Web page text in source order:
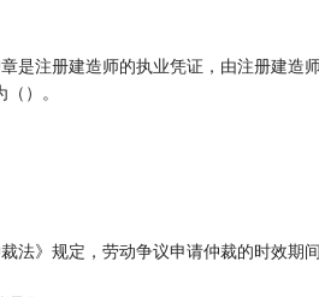
是注册建造师的执业凭证，由注册建造
）。
法》规定，劳动争议申请仲裁的时效